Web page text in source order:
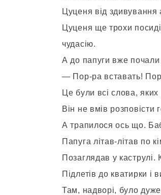
Цуценя від здивування
Цуценя ще трохи
чудасію.
А до папуги вже почали
— Пор-ра вставать!
Це були всі слова,
Він не вмів розповісти
А трапилося ось що.
Папуга літав-літав по
Позаглядав у
Підлетів до кватирки і
Там, надворі, було дуже